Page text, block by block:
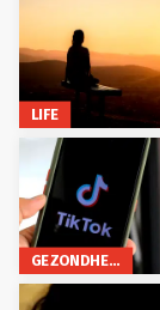
LIFE
GEZONDHEID